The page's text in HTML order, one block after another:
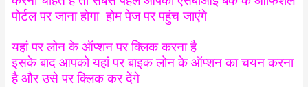
पोर्टल पर जाना होगा होम पेज पर पहुंच जाएंगे
यहां पर लोन के ऑप्शन पर क्लिक करना है
इसके बाद आपको यहां पर बाइक लोन के ऑप्शन का चयन करना
है और उसे पर क्लिक कर देंगे